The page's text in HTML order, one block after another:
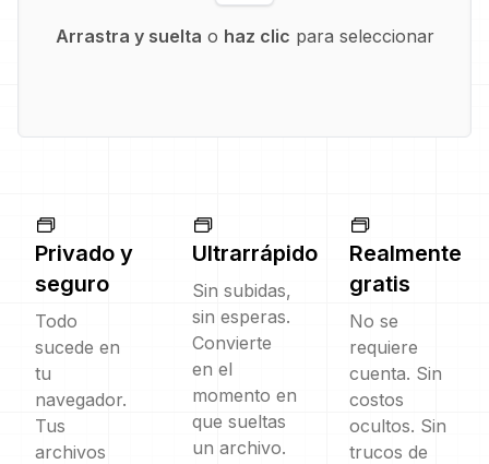
Arrastra y suelta o haz clic para seleccionar
Privado y
seguro
Todo
sucede en
tu
navegador.
Tus
archivos
Ultrarrápido
Sin subidas,
sin esperas.
Convierte
en el
momento en
que sueltas
un archivo.
Realmente
gratis
No se
requiere
cuenta. Sin
costos
ocultos. Sin
trucos de